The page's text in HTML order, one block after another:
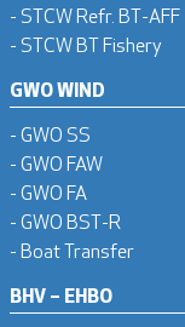
- STCW Refr. BT-AFF
- STCW BT Fishery
GWO WIND
- GWO SS
- GWO FAW
- GWO FA
- GWO BST-R
- Boat Transfer
BHV – EHBO